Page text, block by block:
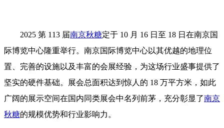
2025 第 113 届南京秋糖定于 10 月 16 日至 18 日在南京国
际博览中心隆重举行。南京国际博览中心以其优越的地理位
置、完善的设施以及丰富的会展经验，为这场行业盛事提供了
坚实的硬件基础。展会总面积达到惊人的 18 万平方米，如此
广阔的展示空间在国内同类展会中名列前茅，充分彰显了南京
秋糖的规模优势和行业影响力。